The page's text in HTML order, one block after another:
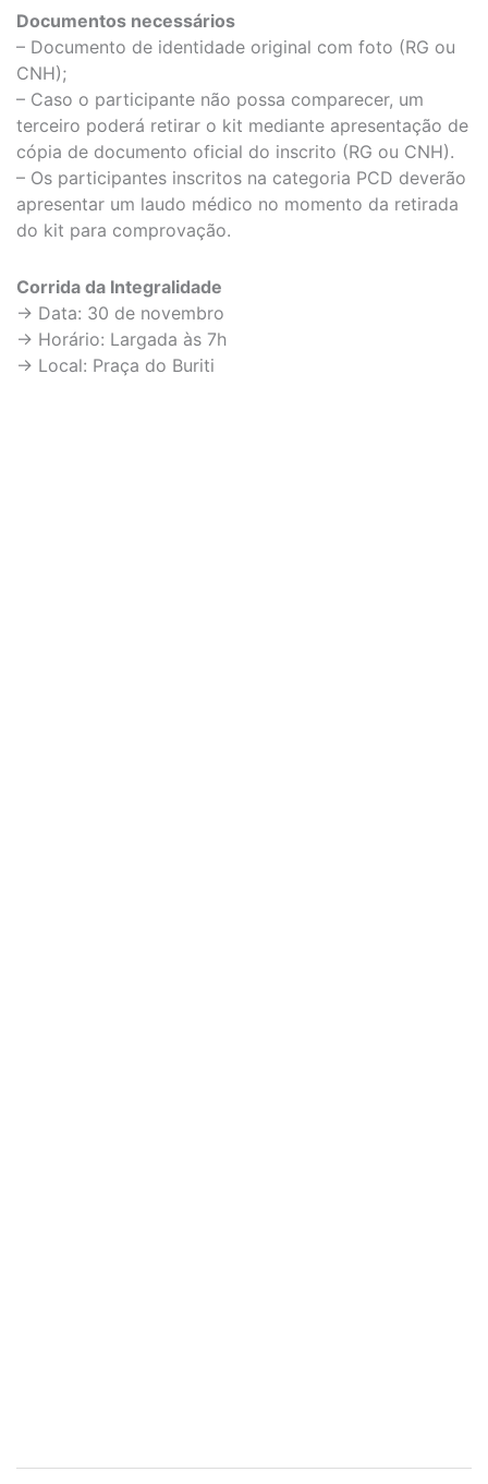
Documentos necessários
– Documento de identidade original com foto (RG ou
CNH);
– Caso o participante não possa comparecer, um
terceiro poderá retirar o kit mediante apresentação de
cópia de documento oficial do inscrito (RG ou CNH).
– Os participantes inscritos na categoria PCD deverão
apresentar um laudo médico no momento da retirada
do kit para comprovação.
Corrida da Integralidade
→ Data: 30 de novembro
→ Horário: Largada às 7h
→ Local: Praça do Buriti